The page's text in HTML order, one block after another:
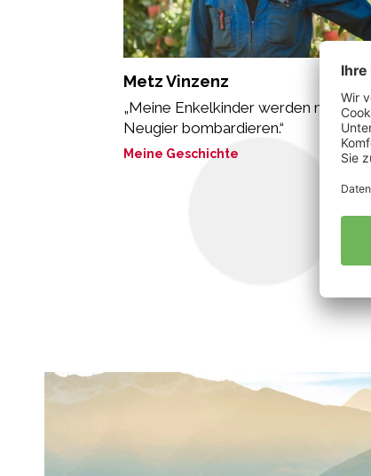
Metz Vinzenz
„Meine Enkelkinder werden mich mit
Neugier bombardieren.“
Meine Geschichte